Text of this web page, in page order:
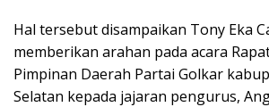
Hal tersebut disampaikan Tony Eka
memberikan arahan pada acara
Pimpinan Daerah Partai Golkar
Selatan kepada jajaran pengurus,